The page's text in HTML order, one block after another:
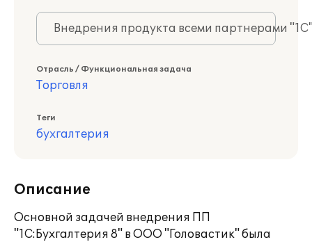
Внедрения продукта всеми партнерами
Отрасль / Функциональная задача
Торговля
Теги
бухгалтерия
Описание
Основной задачей внедрения ПП
"1С:Бухгалтерия 8" в ООО "Головастик" была